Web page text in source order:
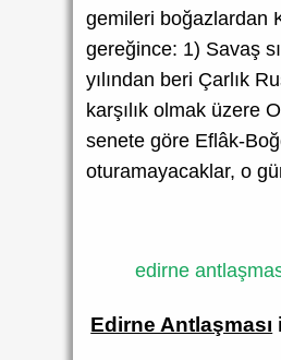
gemileri boğazlardan
gereğince: 1) Savaş
yılından beri Çarlık
karşılık olmak üzere
senete göre Eflâk-
oturamayacaklar, o
edirne
Edirne Antlaşması